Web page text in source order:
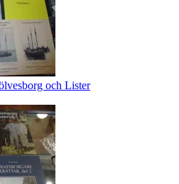
och Lister